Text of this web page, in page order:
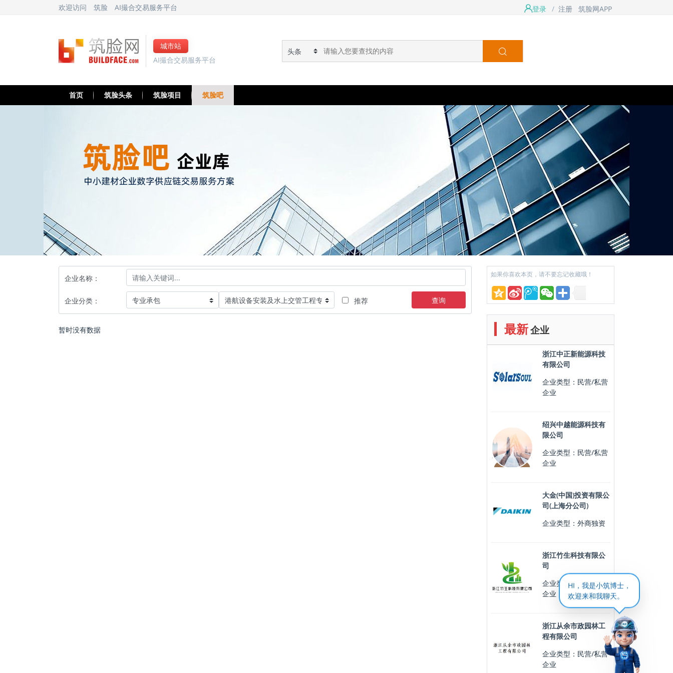
HI，我是小筑博士，
欢迎来和我聊天。
欢迎访问 筑脸 AI撮合交易服务平台 登录 / 注册 筑脸网APP
城市站
AI撮合交易服务平台
首页 筑脸头条 筑脸项目 筑脸吧
企业名称：
企业分类： 推荐 查询
暂时没有数据
如果你喜欢本页，请不要忘记收藏哦！
最新企业
浙江中正新能源科技
有限公司
企业类型：民营/私营
企业
绍兴中越能源科技有
限公司
企业类型：民营/私营
企业
大金(中国)投资有限公
司(上海分公司)
企业类型：外商独资
浙江竹生科技有限公
司
企业类型：民营/私营
企业
浙江从余市政园林工
程有限公司
企业类型：民营/私营
企业